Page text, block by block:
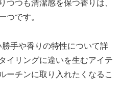
つつも清潔感を保つ香りは、
つです。
手や香りの特性について詳
イリングに違いを生むアイテ
ーチンに取り入れたくなるこ